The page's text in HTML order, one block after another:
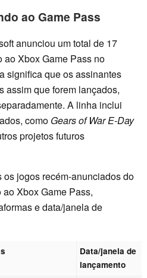
ao Game Pass
anunciou um total de 17
ao Xbox Game Pass no
significa que os assinantes
assim que forem lançados,
A linha inclui
como Gears of War E-Day
projetos futuros
jogos recém-anunciados do
Xbox Game Pass,
e data/janela de
Data/janela de
lançamento